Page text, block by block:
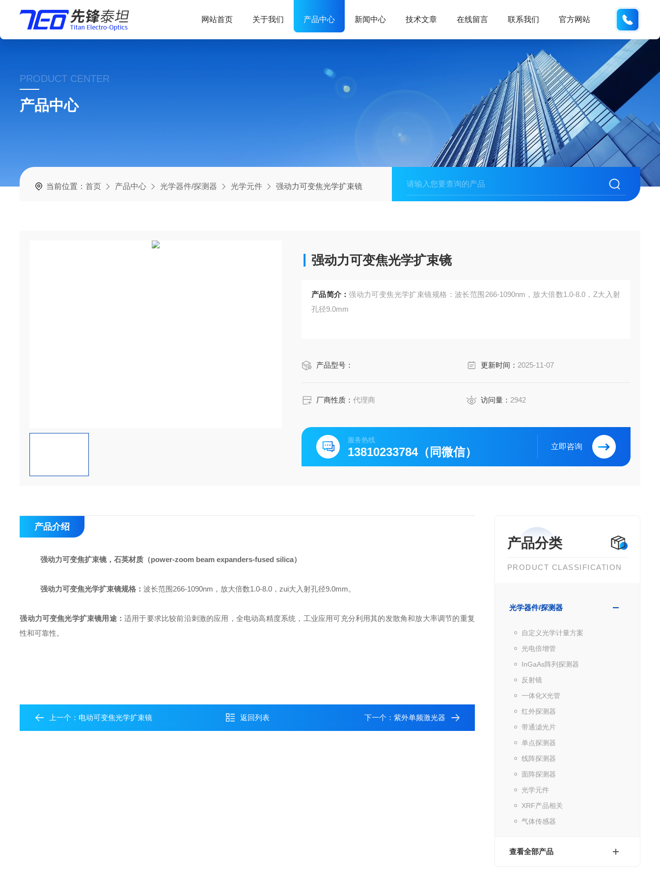
网站首页 关于我们 产品中心 新闻中心 技术文章 在线留言 联系我们 官方网站
PRODUCT CENTER
产品中心
当前位置：首页 产品中心 光学器件/探测器 光学元件 强动力可变焦光学扩束镜
强动力可变焦光学扩束镜
产品简介：强动力可变焦光学扩束镜规格：波长范围266-1090nm，放大倍数1.0-8.0，Z大入射
孔径9.0mm
产品型号： 更新时间： 2025-11-07
厂商性质：代理商 访问量： 2942
服务热线
13810233784（同微信） 立即咨询
产品分类
PRODUCT CLASSIFICATION
光学器件/探测器
自定义光学计量方案
光电倍增管
InGaAs阵列探测器
反射镜
一体化X光管
红外探测器
带通滤光片
单点探测器
线阵探测器
面阵探测器
光学元件
XRF产品相关
气体传感器
查看全部产品
产品介绍
强动力可变焦扩束镜，石英材质（power-zoom beam expanders-fused silica）
强动力可变焦光学扩束镜规格：波长范围266-1090nm，放大倍数1.0-8.0，zui大入射孔径9.0mm。
强动力可变焦光学扩束镜用途： 适用于要求比较前沿刺激的应用，全电动高精度系统，工业应用可充分利用其的发散角和放大率调节的重复
性和可靠性。
上一个： 电动可变焦光学扩束镜 返回列表 下一个： 紫外单频激光器